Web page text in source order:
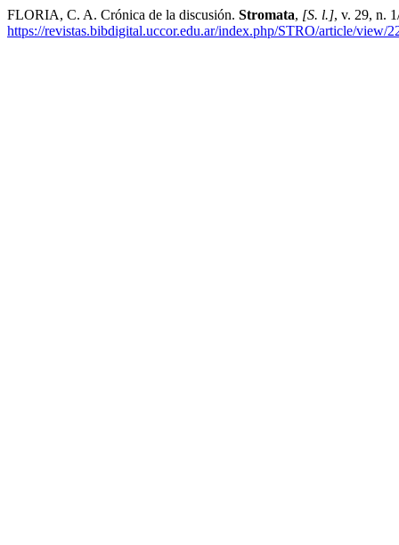
FLORIA, C. A. Crónica de la discusión. Stromata, [S. l.], v. 29, n.
https://revistas.bibdigital.uccor.edu.ar/index.php/STRO/article/view/